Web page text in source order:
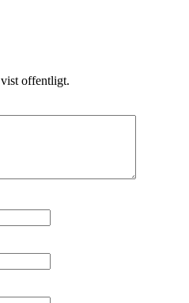
offentligt.